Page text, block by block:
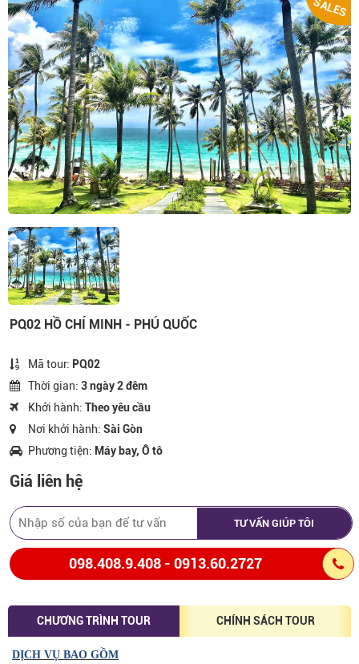
SALES
PQ02 HỒ CHÍ MINH - PHÚ QUỐC
Mã tour: PQ02
Thời gian: 3 ngày 2 đêm
Khởi hành: Theo yêu cầu
Nơi khởi hành: Sài Gòn
Phương tiện: Máy bay, Ô tô
Giá liên hệ
TƯ VẤN GIÚP TÔI
098.408.9.408 - 0913.60.2727
CHƯƠNG TRÌNH TOUR CHÍNH SÁCH TOUR
DỊCH VỤ BAO GỒM